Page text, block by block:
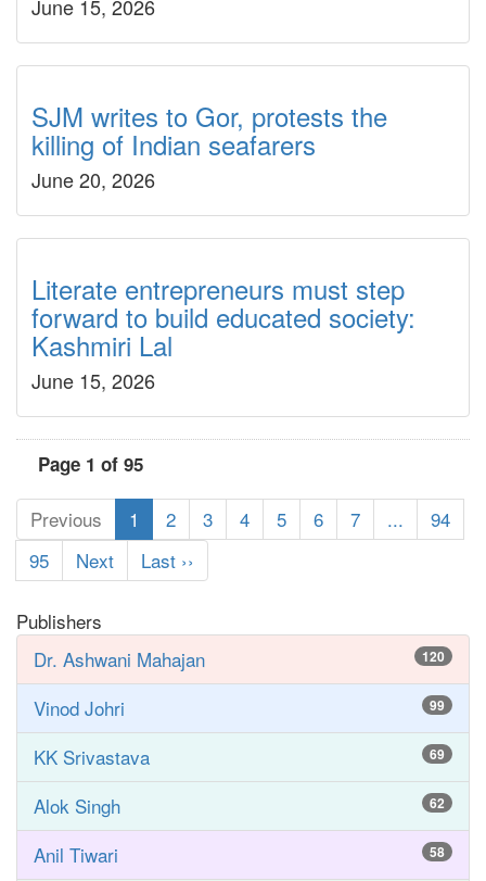
June 15, 2026
SJM writes to Gor, protests the
killing of Indian seafarers
June 20, 2026
Literate entrepreneurs must step
forward to build educated society:
Kashmiri Lal
June 15, 2026
Page 1 of 95
Previous 1 2 3 4 5 6 7 ...
94
95
Next Last ››
Publishers
Dr. Ashwani Mahajan
120
Vinod Johri 99
KK Srivastava 69
Alok Singh 62
Anil Tiwari 58